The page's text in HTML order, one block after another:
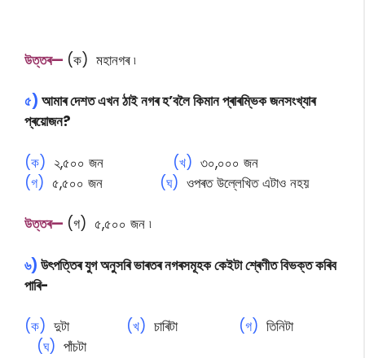
উত্তৰ— (ক) মহানগৰ ৷
৫) আমাৰ দেশত এখন ঠাই নগৰ হ’বলৈ কিমান প্ৰাৰম্ভিক জনসংখ্যাৰ
প্ৰয়োজন?
(ক) ২,৫০০ জন (খ) ৩০,০০০ জন
(গ) ৫,৫০০ জন (ঘ) ওপৰত উল্লেখিত এটাও নহয়
উত্তৰ— (গ) ৫,৫০০ জন ৷
৬) উৎপত্তিৰ যুগ অনুসৰি ভাৰতৰ নগৰসমূহক কেইটা শ্ৰেণীত বিভক্ত কৰিব
পাৰি-
(ক) দুটা (খ) চাৰিটা (গ) তিনিটা
(ঘ) পাঁচটা